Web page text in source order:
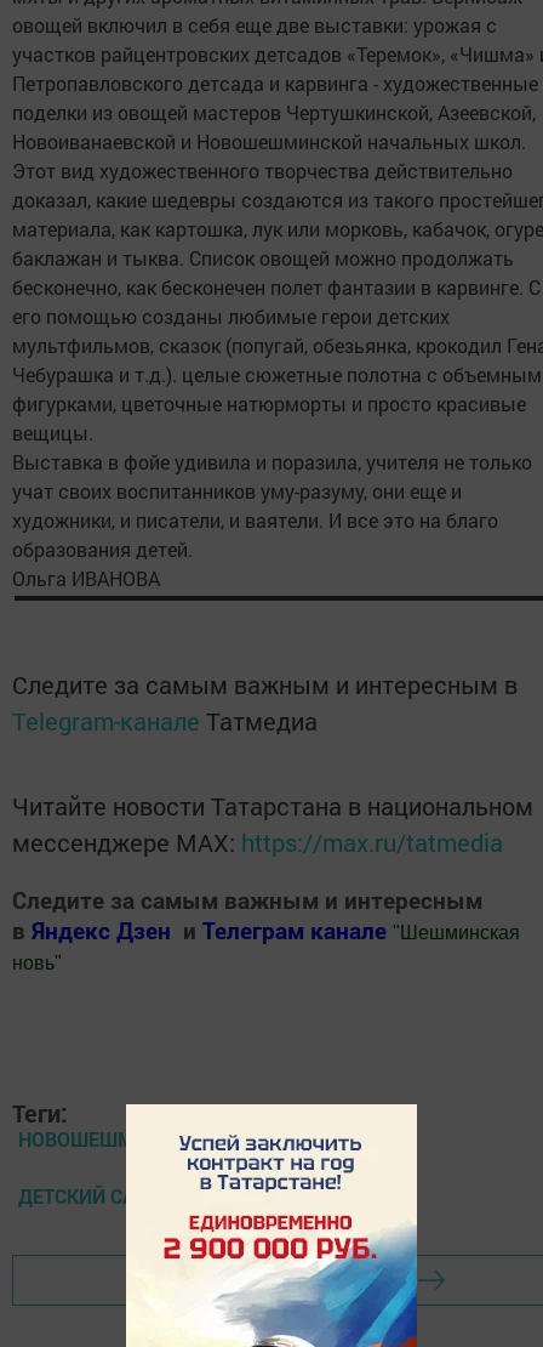
овощей включил в себя еще две выставки: урожая с
участков райцентровских детсадов «Теремок», «Чишма»
Петропавловского детсада и карвинга - художественные
поделки из овощей мастеров Чертушкинской, Азеевской,
Новоиванаевской и Новошешминской начальных школ.
Этот вид художественного творчества действительно
доказал, какие шедевры создаются из такого
материала, как картошка, лук или морковь, кабачок,
баклажан и тыква. Список овощей можно продолжать
бесконечно, как бесконечен полет фантазии в карвинге. С
его помощью созданы любимые герои детских
мультфильмов, сказок (попугай, обезьянка, крокодил
Чебурашка и т.д.). целые сюжетные полотна с
фигурками, цветочные натюрморты и просто красивые
вещицы.
Выставка в фойе удивила и поразила, учителя не только
учат своих воспитанников уму-разуму, они еще и
художники, и писатели, и ваятели. И все это на благо
образования детей.
Ольга ИВАНОВА
Следите за самым важным и интересным в
Telegram-канале Татмедиа
Читайте новости Татарстана в национальном
мессенджере MАХ: https://max.ru/tatmedia
Следите за самым важным и интересным
в Яндекс Дзен и Телеграм канале " Шешминская
новь"
Теги:
НОВОШЕШМИНСК
ДЕТСКИЙ САД
Перейти на страницу новости